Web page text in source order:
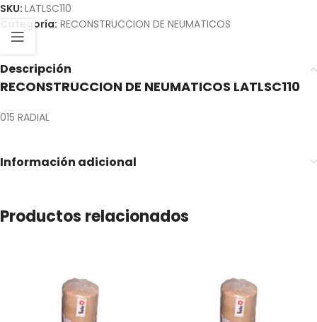
SKU: LATLSC110
Categoría: RECONSTRUCCION DE NEUMATICOS
Descripción
RECONSTRUCCION DE NEUMATICOS LATLSC110
015 RADIAL
Información adicional
Productos relacionados